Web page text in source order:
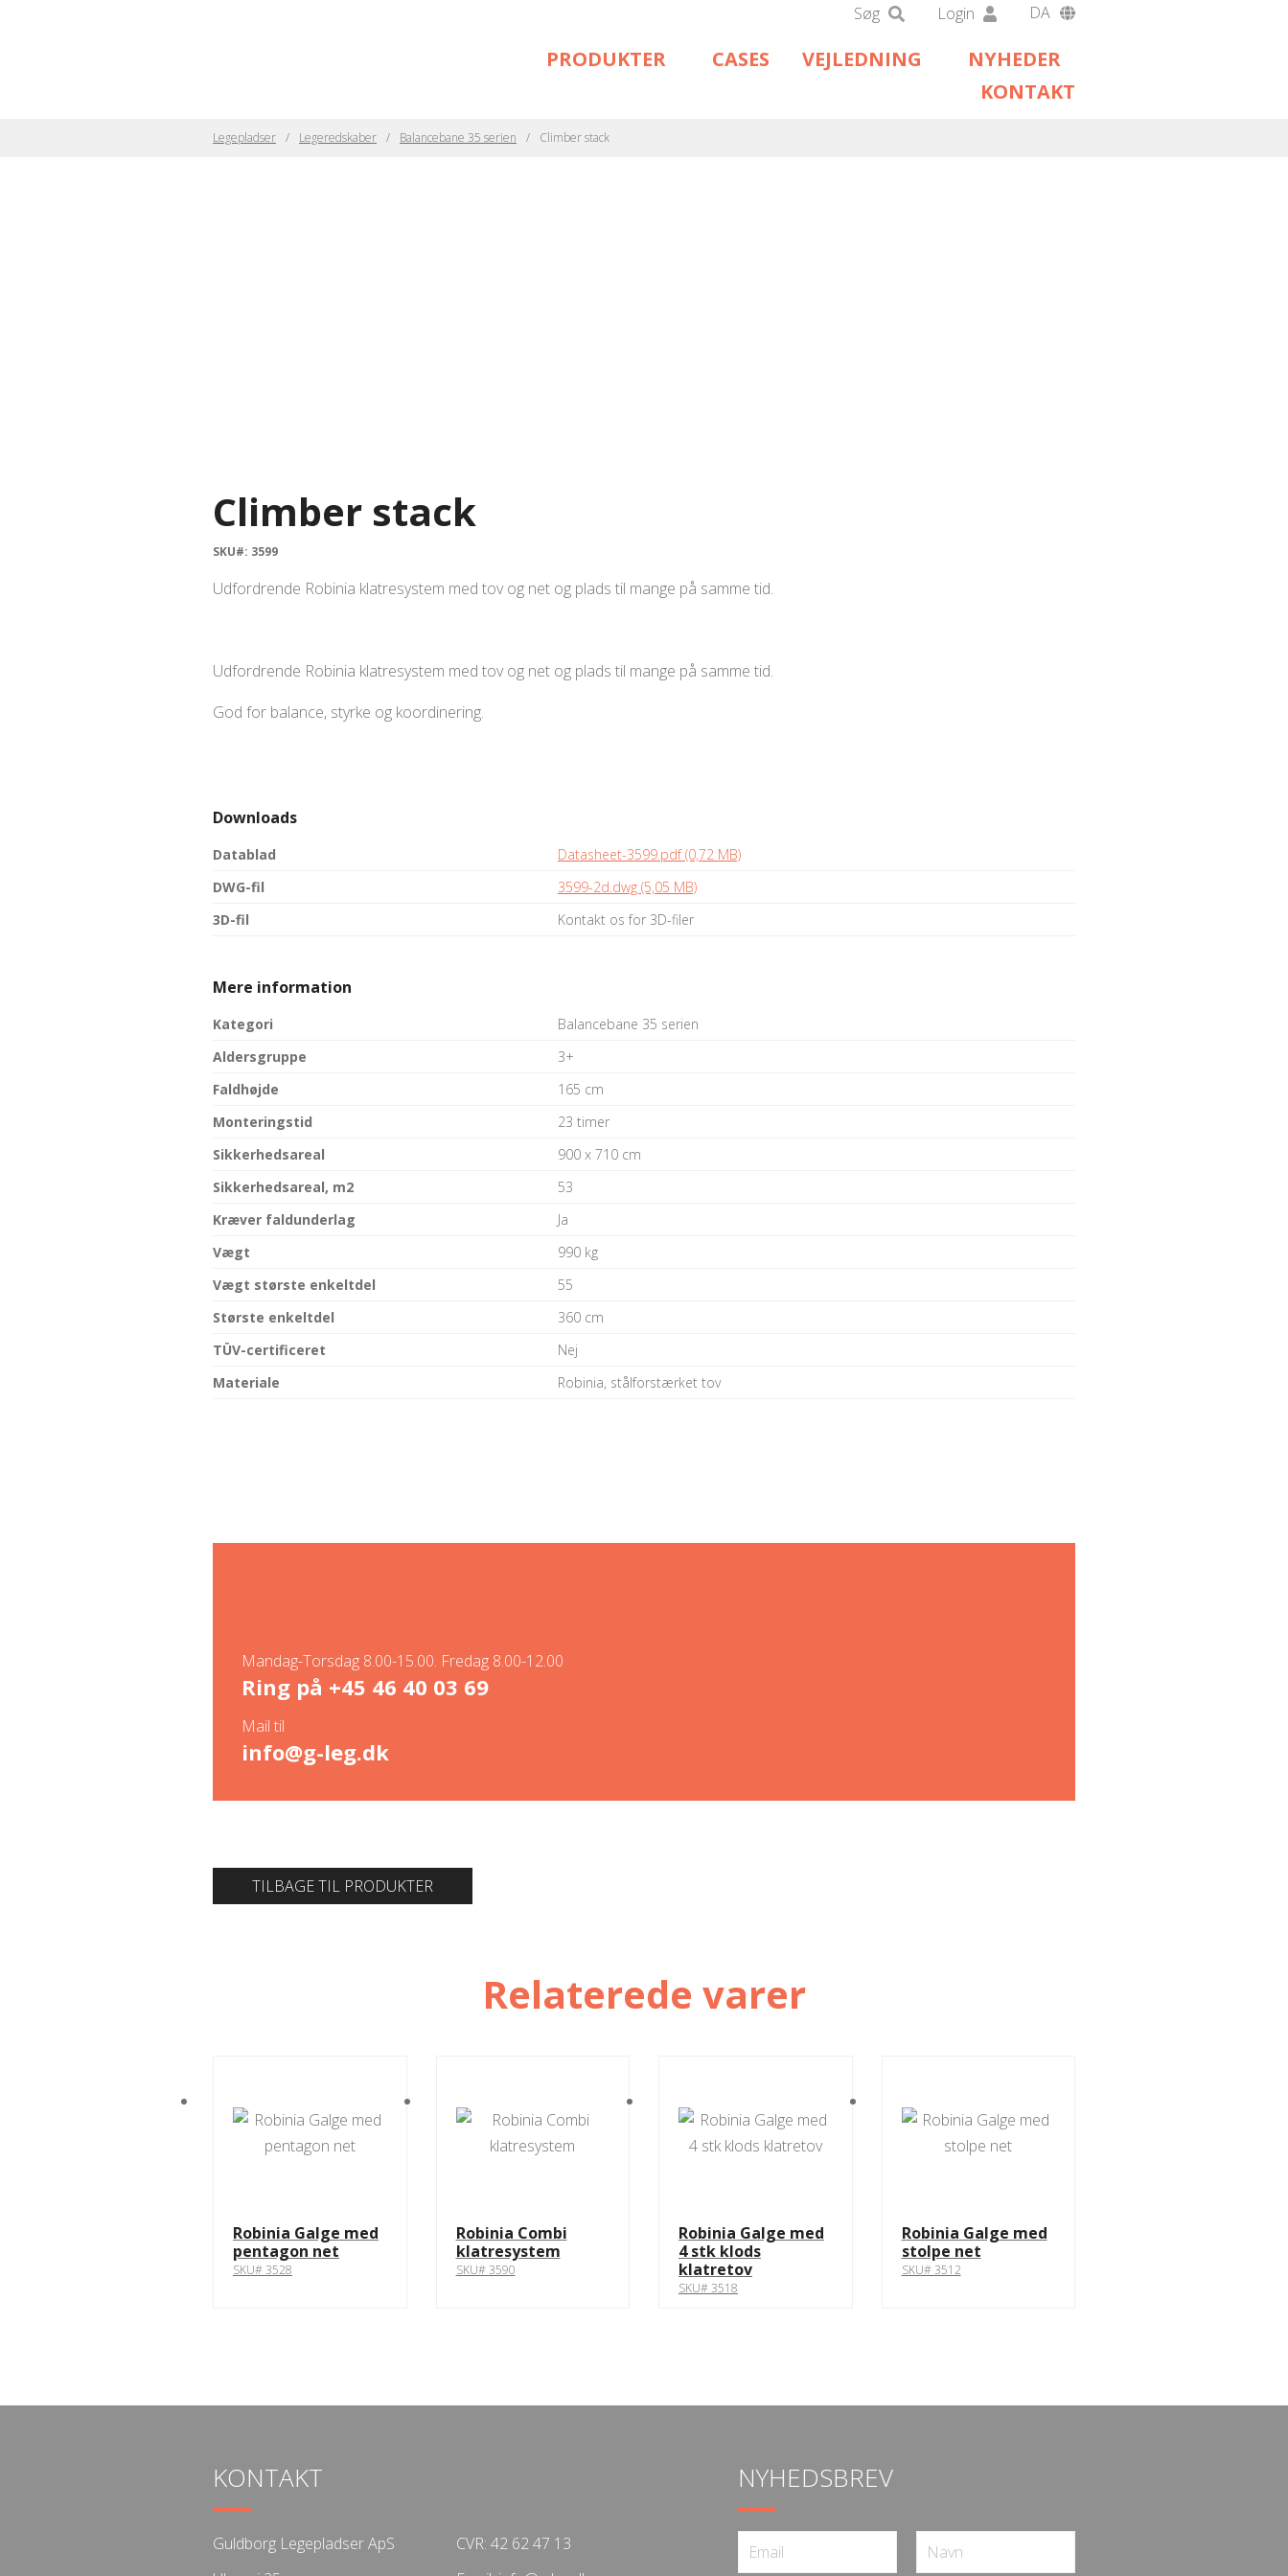
Søg Login
DA
DE
PRODUKTER CASES VEJLEDNING
NYHEDER
KONTAKT
Legepladser Legeredskaber Balancebane 35 serien Climber stack
Climber stack
SKU#: 3599
Udfordrende Robinia klatresystem med tov og net og plads til mange på samme tid.
Udfordrende Robinia klatresystem med tov og net og plads til mange på samme tid.
God for balance, styrke og koordinering.
Downloads
Datablad
Datasheet-3599.pdf (0,72 MB)
DWG-fil
3599-2d.dwg (5,05 MB)
3D-fil
Kontakt os for 3D-filer
Mere information
Kategori
Balancebane 35 serien
Aldersgruppe
3+
Faldhøjde
165 cm
Monteringstid
23 timer
Sikkerhedsareal
900 x 710 cm
Sikkerhedsareal, m2
53
Kræver faldunderlag
Ja
Vægt
990 kg
Vægt største enkeltdel
55
Største enkeltdel
360 cm
TÜV-certificeret
Nej
Materiale
Robinia, stålforstærket tov
Mandag-Torsdag 8.00-15.00. Fredag 8.00-12.00
Ring på +45 46 40 03 69
Mail til
info@g-leg.dk
TILBAGE TIL PRODUKTER
Relaterede varer
Robinia Galge med
pentagon net
SKU# 3528
Robinia Combi
klatresystem
SKU# 3590
Robinia Galge med
4 stk klods
klatretov
SKU# 3518
Robinia Galge med
stolpe net
SKU# 3512
KONTAKT
Guldborg Legepladser ApS
CVR: 42 62 47 13
NYHEDSBREV